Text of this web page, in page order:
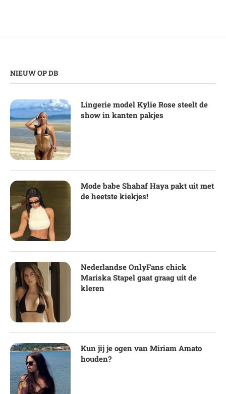
NIEUW OP DB
Lingerie model Kylie Rose steelt de
show in kanten pakjes
Mode babe Shahaf Haya pakt uit met
de heetste kiekjes!
Nederlandse OnlyFans chick
Mariska Stapel gaat graag uit de
kleren
Kun jij je ogen van Miriam Amato
houden?